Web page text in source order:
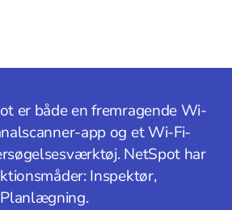
er både en fremragende Wi-
app og et Wi-Fi-
NetSpot har
Inspektør,